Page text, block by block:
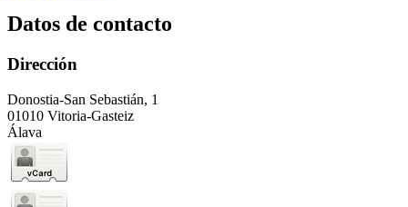
Datos de contacto
Dirección
Donostia-San Sebastián, 1
01010 Vitoria-Gasteiz
Álava